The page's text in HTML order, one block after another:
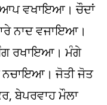
ਆਪ ਵਖਾਇਆ। ਚੌਦਾਂ
ਨਾਦ ਵਜਾਇਆ।
ਰਖਾਇਆ। ਮੰਗੇ
ਨਚਾਇਆ। ਜੋਤੀ ਜੋਤ
ਬੇਪਰਵਾਹ ਮੌਲਾ